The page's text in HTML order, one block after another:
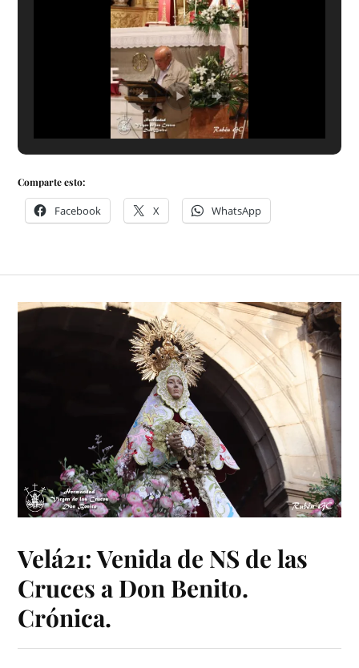
Comparte esto:
Facebook X WhatsApp
Velá21: Venida de NS de las
Cruces a Don Benito.
Crónica.